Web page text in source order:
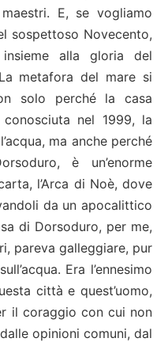
E, se vogliamo
sospettoso Novecento,
alla gloria del
metafora del mare si
solo perché la casa
nel 1999, la
ma anche perché
è un’enorme
l’Arca di Noè, dove
da un apocalittico
di Dorsoduro, per me,
pareva galleggiare, pur
Era l’ennesimo
città e quest’uomo,
il coraggio con cui non
opinioni comuni, dal